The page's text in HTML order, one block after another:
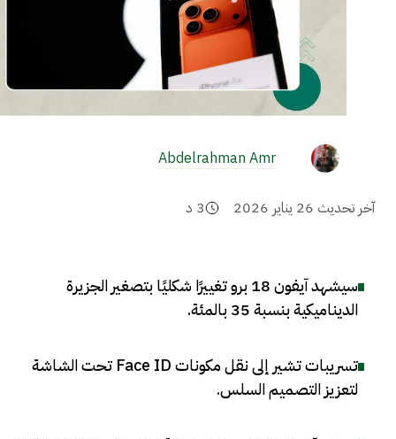
Abdelrahman Amr
آخر تحديث 26 يناير 2026 3 د
سيشهد آيفون 18 برو تغييرًا شكليًا بتصغير الجزيرة
الديناميكية بنسبة 35 بالمئة
.
تسريبات تشير إلى نقل مكونات Face ID تحت الشاشة
لتعزيز التصميم السلس.